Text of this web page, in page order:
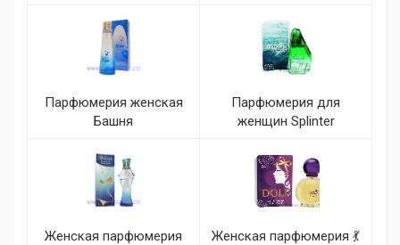
Парфюмерия женская
Башня
Парфюмерия для
женщин Splinter
Женская парфюмерия
Женская парфюмерия 💃